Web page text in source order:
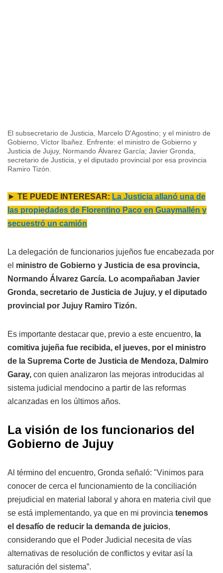
El subsecretario de Justicia, Marcelo D'Agostino; y el ministro de
Gobierno, Víctor Ibañez. Enfrente: el ministro de Gobierno y
Justicia de Jujuy, Normando Álvarez García; Javier Gronda,
secretario de Justicia, y el diputado provincial por esa provincia
Ramiro Tizón.
► TE PUEDE INTERESAR: La Justicia allanó una de
las propiedades de Florentino Paco en Guaymallén y
secuestró un camión
La delegación de funcionarios jujeños fue encabezada por
el ministro de Gobierno y Justicia de esa provincia,
Normando Álvarez García. Lo acompañaban Javier
Gronda, secretario de Justicia de Jujuy, y el diputado
provincial por Jujuy Ramiro Tizón.
Es importante destacar que, previo a este encuentro, la
comitiva jujeña fue recibida, el jueves, por el ministro
de la Suprema Corte de Justicia de Mendoza, Dalmiro
Garay, con quien analizaron las mejoras introducidas al
sistema judicial mendocino a partir de las reformas
alcanzadas en los últimos años.
La visión de los funcionarios del
Gobierno de Jujuy
Al término del encuentro, Gronda señaló: "Vinimos para
conocer de cerca el funcionamiento de la conciliación
prejudicial en material laboral y ahora en materia civil que
se está implementando, ya que en mi provincia tenemos
el desafío de reducir la demanda de juicios,
considerando que el Poder Judicial necesita de vías
alternativas de resolución de conflictos y evitar así la
saturación del sistema”.